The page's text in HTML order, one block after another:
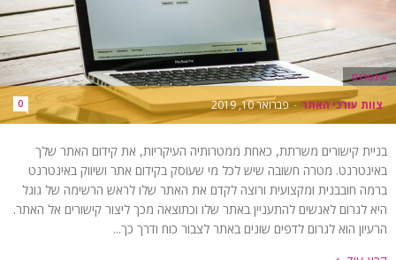
צוות עורכי האתר - פברואר 10, 2019 0
אינטרנט
בניית קישורים משרתת, כאחת ממטרותיה העיקריות, את קידום האתר שלך
באינטרנט. מטרה חשובה שיש לכל מי שעוסק בקידום אתר ושיווק באינטרנט
ברמה חובבנית ומקצועית ורוצה לקדם את האתר שלו לראש הרשימה של גוגל
היא לגרום לאנשים להתעניין באתר שלו וכתוצאה מכך ליצור קישורים אל האתר.
הרעיון הוא לגרום לדפים שונים באתר לצבור כוח ודרך כך...